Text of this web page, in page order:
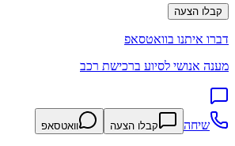
קבלו הצעה
דברו איתנו בוואטסאפ
מענה אנושי לסיוע ברכישת רכב
שיחה קבלו הצעה וואטסאפ